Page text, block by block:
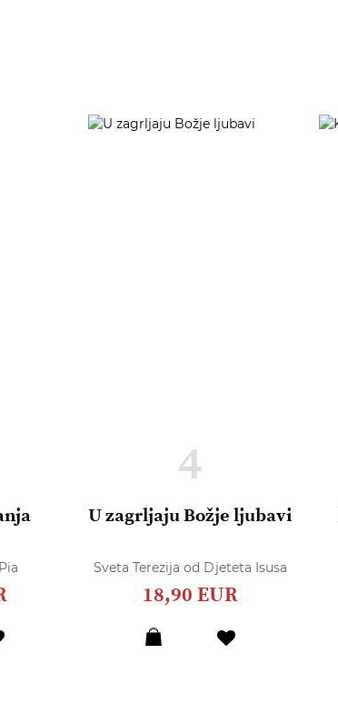
4
U zagrljaju Božje ljubavi
Sveta Terezija od Djeteta Isusa
18,90 EUR